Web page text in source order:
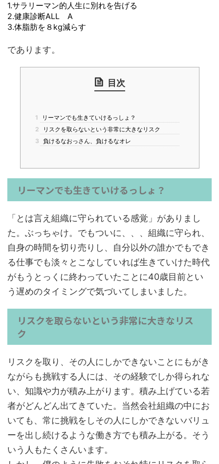
1.サラリーマン的人生に別れを告げる
2.健康診断ALL A
3.体脂肪を８kg減らす
であります。
目次
1
リーマンでも生きていけるっしょ？
2
リスクを取らないという非常に大きなリスク
3
負けるなおっさん、負けるなオレ
リーマンでも生きていけるっしょ？
「とは言え組織に守られている感覚」がありまし
た。ぶっちゃけ。でもついに、、、組織に守られ、
自身の時間を切り売りし、自分以外の誰かでもでき
る仕事でも淡々とこなしていれば生きていけた時代
がもうとっくに終わっていたことに40歳目前とい
う遅めのタイミングで気づいてしまいました。
リスクを取らないという非常に大きなリス
ク
リスクを取り、その人にしかできないことにもがき
ながらも挑戦する人には、その経験でしか得られな
い、知識や力が積み上がります。積み上げている若
者がどんどん出てきていた。当然会社組織の中にお
いても、常に挑戦をしその人にしかできないバリュ
ーを出し続けるような働き方でも積み上がる。そう
いう人もたくさんいます。